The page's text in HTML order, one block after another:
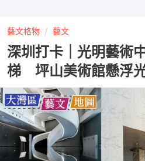
藝文格物 藝文
深圳打卡｜光明藝術
梯 坪山美術館懸浮